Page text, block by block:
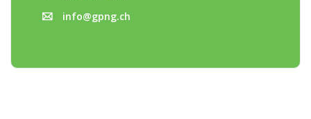
info@gpng.ch